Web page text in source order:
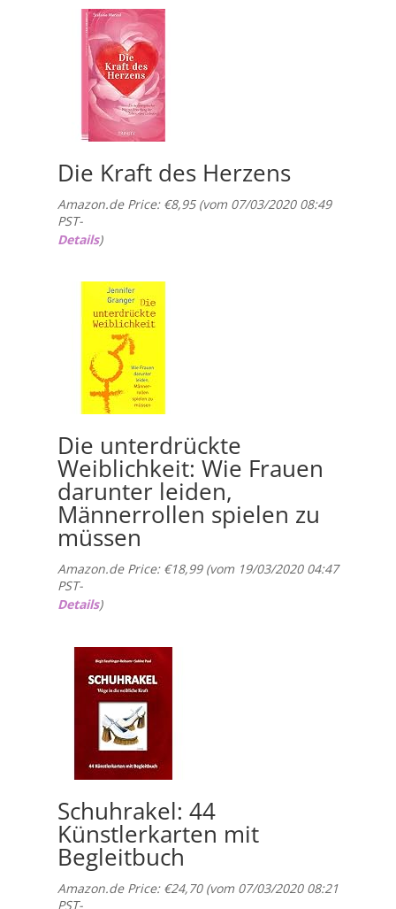
Die Kraft des Herzens
Amazon.de Price: €8,95(vom 07/03/2020 08:49
PST-
Details)
Die unterdrückte
Weiblichkeit: Wie Frauen
darunter leiden,
Männerrollen spielen zu
müssen
Amazon.de Price: €18,99(vom 19/03/2020 04:47
PST-
Details)
Schuhrakel: 44
Künstlerkarten mit
Begleitbuch
Amazon.de Price: €24,70(vom 07/03/2020 08:21
PST-